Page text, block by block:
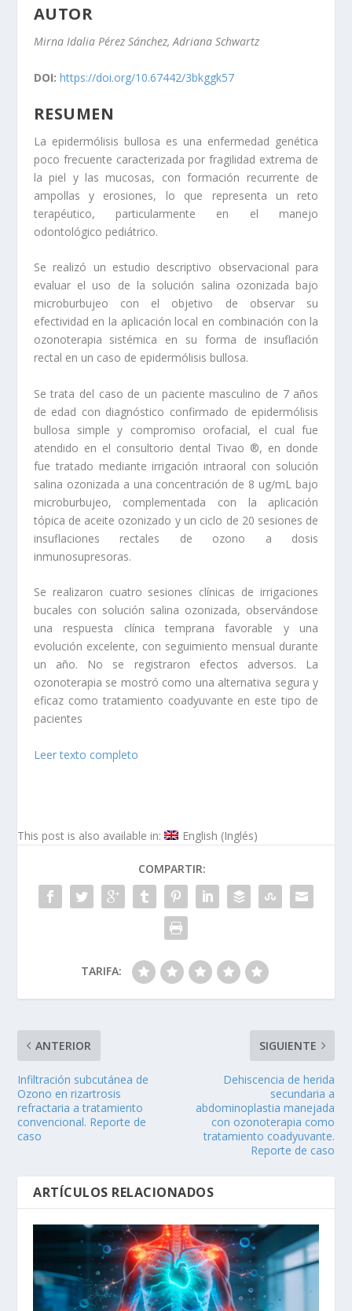
AUTOR
Mirna Idalia Pérez Sánchez, Adriana Schwartz
DOI: https://doi.org/10.67442/3bkggk57
RESUMEN
La epidermólisis bullosa es una enfermedad genética
poco frecuente caracterizada por fragilidad extrema de
la piel y las mucosas, con formación recurrente de
ampollas y erosiones, lo que representa un reto
terapéutico, particularmente en el manejo
odontológico pediátrico.
Se realizó un estudio descriptivo observacional para
evaluar el uso de la solución salina ozonizada bajo
microburbujeo con el objetivo de observar su
efectividad en la aplicación local en combinación con la
ozonoterapia sistémica en su forma de insuflación
rectal en un caso de epidermólisis bullosa.
Se trata del caso de un paciente masculino de 7 años
de edad con diagnóstico confirmado de epidermólisis
bullosa simple y compromiso orofacial, el cual fue
atendido en el consultorio dental Tivao ®, en donde
fue tratado mediante irrigación intraoral con solución
salina ozonizada a una concentración de 8 ug/mL bajo
microburbujeo, complementada con la aplicación
tópica de aceite ozonizado y un ciclo de 20 sesiones de
insuflaciones rectales de ozono a dosis
inmunosupresoras.
Se realizaron cuatro sesiones clínicas de irrigaciones
bucales con solución salina ozonizada, observándose
una respuesta clínica temprana favorable y una
evolución excelente, con seguimiento mensual durante
un año. No se registraron efectos adversos. La
ozonoterapia se mostró como una alternativa segura y
eficaz como tratamiento coadyuvante en este tipo de
pacientes
Leer texto completo
This post is also available in: English (Inglés)
COMPARTIR:
TARIFA:
ANTERIOR
Infiltración subcutánea de
Ozono en rizartrosis
refractaria a tratamiento
convencional. Reporte de
caso
SIGUIENTE
Dehiscencia de herida
secundaria a
abdominoplastia manejada
con ozonoterapia como
tratamiento coadyuvante.
Reporte de caso
ARTÍCULOS RELACIONADOS